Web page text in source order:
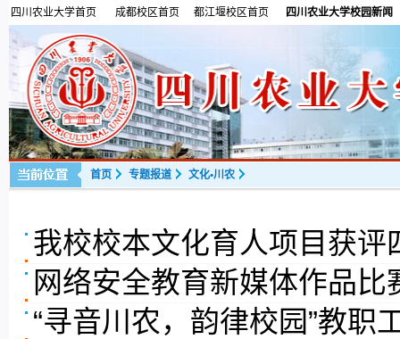
四川农业大学首页 成都校区首页 都江堰校区首页 四川农业大学校园新闻
首页 专题报道 文化•川农
我校校本文化育人项目获评
网络安全教育新媒体作品比
“寻音川农，韵律校园”教职